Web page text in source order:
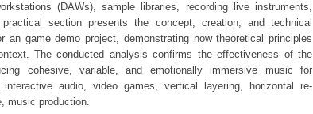
(DAWs), sample libraries, recording live instruments,
section presents the concept, creation, and technical
game demo project, demonstrating how theoretical principles
The conducted analysis confirms the effectiveness of the
cohesive, variable, and emotionally immersive music for
audio, video games, vertical layering, horizontal re-
music production.